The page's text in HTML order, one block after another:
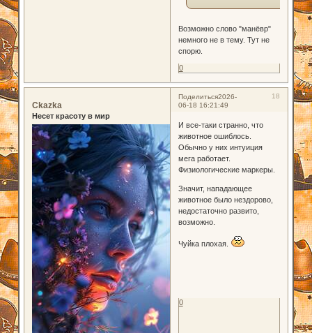
Возможно слово "манёвр"
немного не в тему. Тут не
спорю.
0
Поделиться 18
2026-
06-18 16:21:49
Ckazka
Несет красоту в мир
И все-таки странно, что
животное ошиблось.
Обычно у них интуиция
мега работает.
Физиологические маркеры.
Значит, нападающее
животное было нездорово,
недостаточно развито,
возможно.
Чуйка плохая.
0